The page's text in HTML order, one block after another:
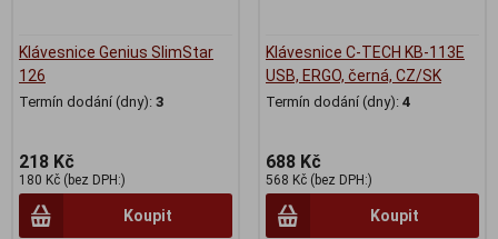
Klávesnice Genius SlimStar
126
Termín dodání (dny): 3
218 Kč
180 Kč (bez DPH:)
Koupit
Klávesnice C-TECH KB-113E
USB, ERGO, černá, CZ/SK
Termín dodání (dny): 4
688 Kč
568 Kč (bez DPH:)
Koupit